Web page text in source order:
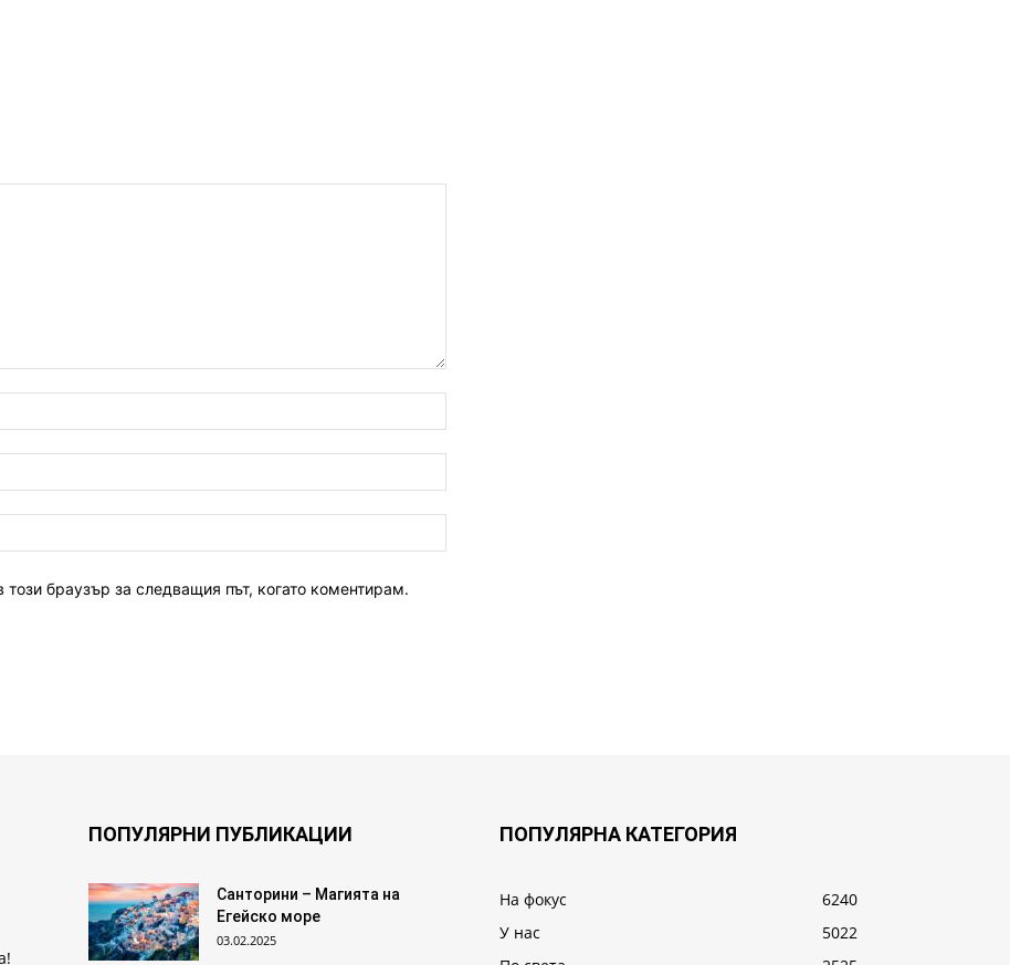
браузър за следващия път, когато коментирам.
ПОПУЛЯРНИ ПУБЛИКАЦИИ
Санторини – Магията на
Егейско море
03.02.2025
ПОПУЛЯРНА КАТЕГОРИЯ
На фокус
6240
У нас
5022